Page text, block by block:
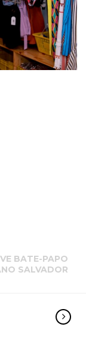
BATE-PAPO
SALVADOR